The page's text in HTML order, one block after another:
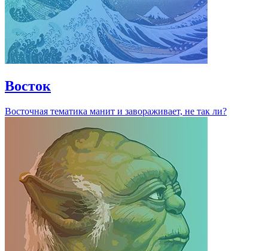
Восток
Восточная тематика манит и завораживает, не так ли?